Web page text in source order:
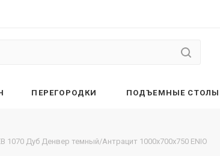
ПЕРЕГОРОДКИ ПОДЪЕМНЫЕ СТОЛЫ
1070 Дуб Денвер темный/Антрацит 1000х700х750 ENIO